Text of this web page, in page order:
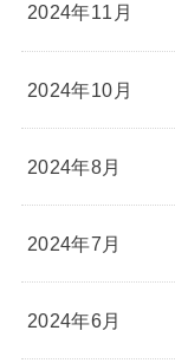
2024年11月
2024年10月
2024年8月
2024年7月
2024年6月